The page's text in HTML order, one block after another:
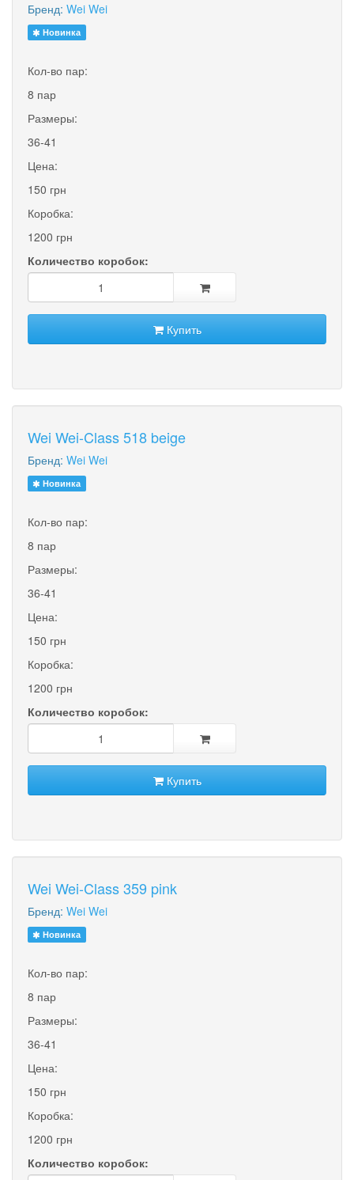
Бренд: Wei Wei
Новинка
Кол-во пар:
8 пар
Размеры:
36-41
Цена:
150 грн
Коробка:
1200 грн
Количество коробок:
Купить
Wei Wei-Class 518 beige
Бренд: Wei Wei
Новинка
Кол-во пар:
8 пар
Размеры:
36-41
Цена:
150 грн
Коробка:
1200 грн
Количество коробок:
Купить
Wei Wei-Class 359 pink
Бренд: Wei Wei
Новинка
Кол-во пар:
8 пар
Размеры:
36-41
Цена:
150 грн
Коробка:
1200 грн
Количество коробок: